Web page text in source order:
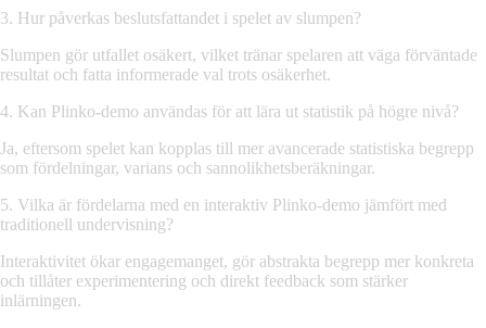
3. Hur påverkas beslutsfattandet i spelet av slumpen?
Slumpen gör utfallet osäkert, vilket tränar spelaren att väga förväntade
resultat och fatta informerade val trots osäkerhet.
4. Kan Plinko-demo användas för att lära ut statistik på högre nivå?
Ja, eftersom spelet kan kopplas till mer avancerade statistiska begrepp
som fördelningar, varians och sannolikhetsberäkningar.
5. Vilka är fördelarna med en interaktiv Plinko-demo jämfört med
traditionell undervisning?
Interaktivitet ökar engagemanget, gör abstrakta begrepp mer konkreta
och tillåter experimentering och direkt feedback som stärker
inlärningen.